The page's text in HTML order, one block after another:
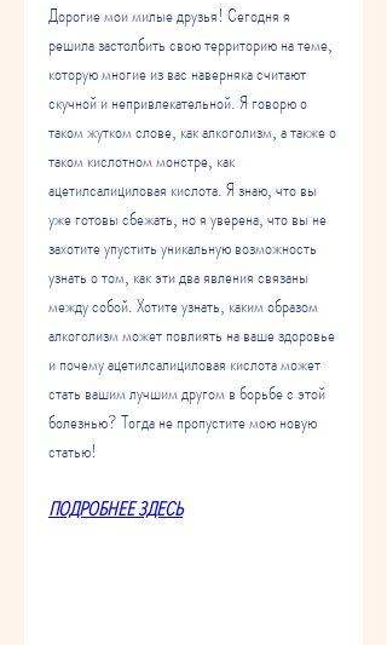
Дорогие мои милые друзья! Сегодня я
решила застолбить свою территорию на теме,
которую многие из вас наверняка считают
скучной и непривлекательной. Я говорю о
таком жутком слове, как алкоголизм, а также о
таком кислотном монстре, как
ацетилсалициловая кислота. Я знаю, что вы
уже готовы сбежать, но я уверена, что вы не
захотите упустить уникальную возможность
узнать о том, как эти два явления связаны
между собой. Хотите узнать, каким образом
алкоголизм может повлиять на ваше здоровье
и почему ацетилсалициловая кислота может
стать вашим лучшим другом в борьбе с этой
болезнью? Тогда не пропустите мою новую
статью!
ПОДРОБНЕЕ ЗДЕСЬ